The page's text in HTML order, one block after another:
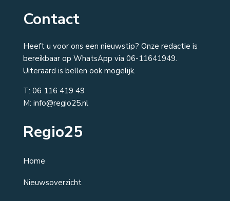
Contact
Heeft u voor ons een nieuwstip? Onze redactie is
bereikbaar op WhatsApp via 06-11641949.
Uiteraard is bellen ook mogelijk.
T: 06 116 419 49
M: info@regio25.nl
Regio25
Home
Nieuwsoverzicht